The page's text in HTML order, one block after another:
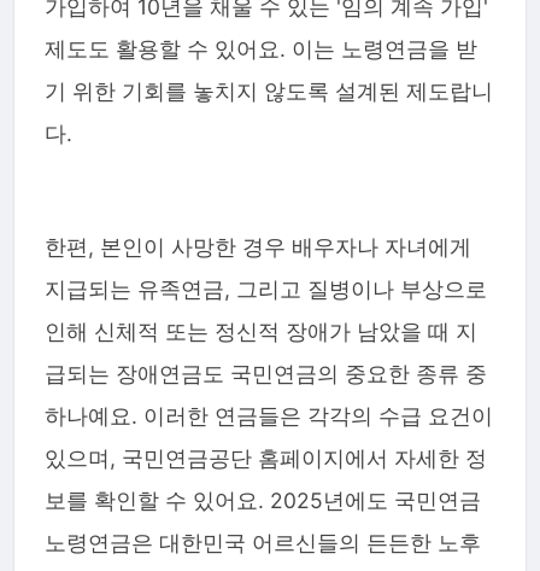
가입하여 10년을 채울 수 있는 '임의 계속 가입'
제도도 활용할 수 있어요. 이는 노령연금을 받
기 위한 기회를 놓치지 않도록 설계된 제도랍니
다.
한편, 본인이 사망한 경우 배우자나 자녀에게
지급되는 유족연금, 그리고 질병이나 부상으로
인해 신체적 또는 정신적 장애가 남았을 때 지
급되는 장애연금도 국민연금의 중요한 종류 중
하나예요. 이러한 연금들은 각각의 수급 요건이
있으며, 국민연금공단 홈페이지에서 자세한 정
보를 확인할 수 있어요. 2025년에도 국민연금
노령연금은 대한민국 어르신들의 든든한 노후